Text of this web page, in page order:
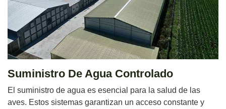
Suministro De Agua Controlado
El suministro de agua es esencial para la salud de las
aves. Estos sistemas garantizan un acceso constante y